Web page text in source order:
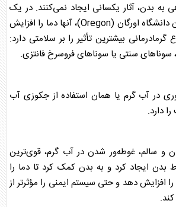
به بدن، آثار یکسانی ایجاد نمی‌کنند. در یک
مطالعه جدید از محققان دانشگاه اورگان (Oregon)، آنها دما را افزایش
گرمادرمانی بیشترین تأثیر را بر سلامتی دارد:
سونا‌های سنتی یا سونا‌های فروسرخ فانتزی.
آب گرم یا همان استفاده ازجکوزی آب
دارد.
و سالم، غوطه‌ور شدن در آب گرم، قوی‌ترین
بدن ایجاد کرد و به بدن کمک کرد تا دما را
افزایش دهد و حتی سیستم ایمنی را مؤثرتر از